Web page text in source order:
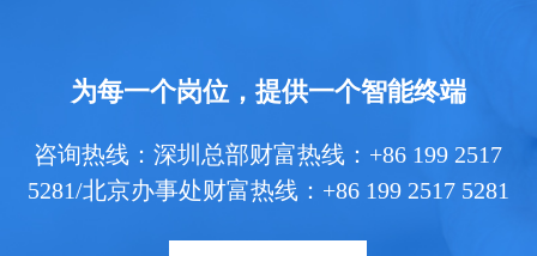
为每一个岗位，提供一个智能终端
咨询热线：深圳总部财富热线：+86 199 2517
5281/北京办事处财富热线：+86 199 2517 5281